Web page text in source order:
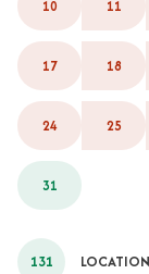
10 11
17 18
24 25
31
131